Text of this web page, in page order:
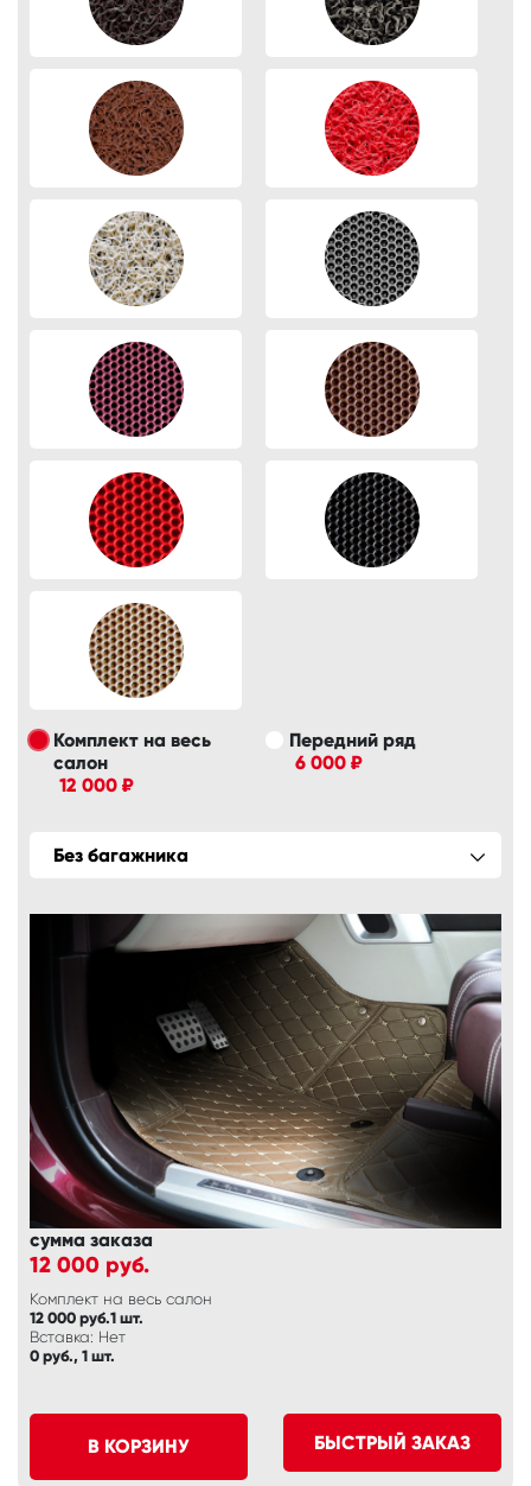
Комплект на весь
салон
12 000 ₽
Передний ряд
6 000 ₽
Без багажника
сумма заказа
12 000 руб.
Комплект на весь салон
12 000 руб.1 шт.
Вставка: Нет
0 руб., 1 шт.
В КОРЗИНУ БЫСТРЫЙ ЗАКАЗ